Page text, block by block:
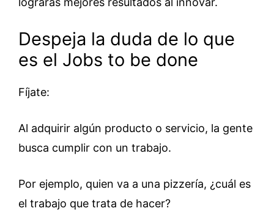
Despeja la duda de lo que
es el Jobs to be done
Fíjate:
Al adquirir algún producto o servicio, la gente
busca cumplir con un trabajo.
Por ejemplo, quien va a una pizzería, ¿cuál es
el trabajo que trata de hacer?